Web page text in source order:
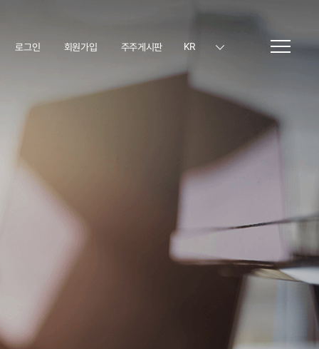
로그인 회원가입 주주게시판 KR